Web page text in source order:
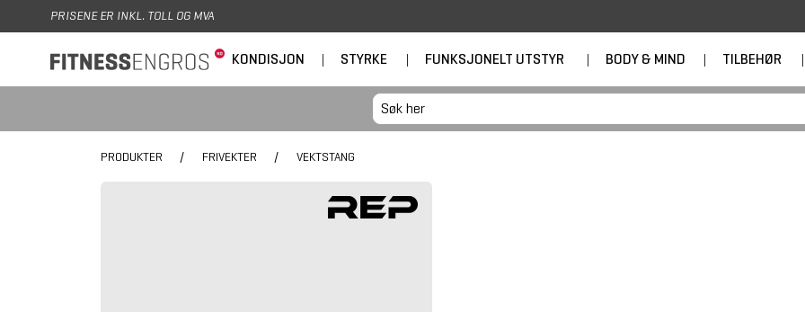
Hopp til hovedinnhold
PRISENE ER INKL. TOLL OG MVA
KONDISJON | STYRKE | FUNKSJONELT UTSTYR | BODY & MIND | TILBEHØR |
PRODUKTER / FRIVEKTER / VEKTSTANG